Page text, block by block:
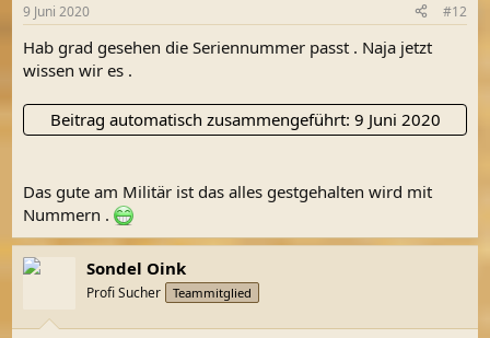
9 Juni 2020 #12
Hab grad gesehen die Seriennummer passt . Naja jetzt
wissen wir es .
Beitrag automatisch zusammengeführt: 9 Juni 2020
Das gute am Militär ist das alles gestgehalten wird mit
Nummern .
Sondel Oink
Profi Sucher Teammitglied